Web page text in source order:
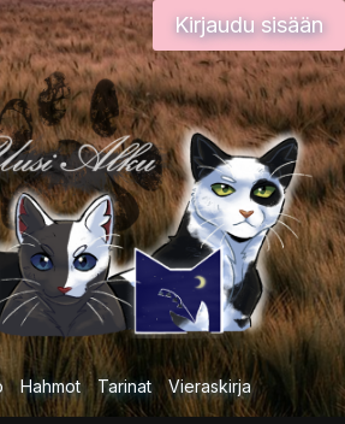
Kirjaudu sisään
Hahmot Tarinat Vieraskirja